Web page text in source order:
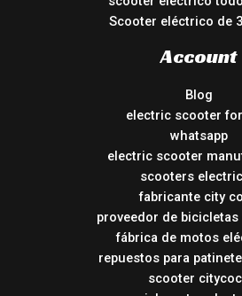
Scooter eléctrico de
Account
Blog
electric scooter
whatsapp
electric scooter
scooters
fabricante city
proveedor de
fábrica de motos
repuestos para
scooter